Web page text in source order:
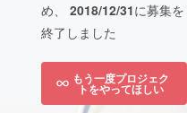
め、 2018/12/31に募集を
終了しました
もう一度プロジェク
トをやってほしい